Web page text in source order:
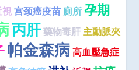
視 宫颈癌疫苗 廁所 孕期
丙肝藥物毒肝 主動脈夾
帕金森病 高血壓急症